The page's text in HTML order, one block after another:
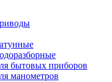
бытовых приборов
манометров